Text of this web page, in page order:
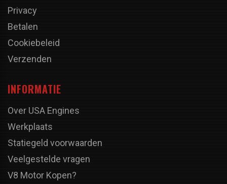
Privacy
Betalen
Cookiebeleid
Verzenden
INFORMATIE
Over USA Engines
Werkplaats
Statiegeld voorwaarden
Veelgestelde vragen
V8 Motor Kopen?